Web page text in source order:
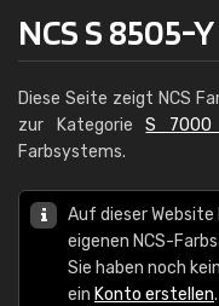
NCS S 8505-Y
Diese Seite zeigt NCS
zur KategorieS
Farbsystems.
Auf dieser
eigenen NCS-
Sie haben noch
ein Konto erstellen.